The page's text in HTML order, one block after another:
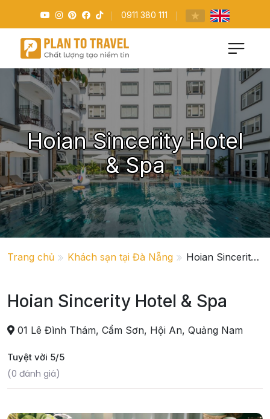
0911 380 111
Hoian Sincerity Hotel
& Spa
Trang chủ Khách sạn tại Đà Nẵng Hoian Sincerity Hotel & Spa
Hoian Sincerity Hotel & Spa
01 Lê Đình Thám, Cẩm Sơn, Hội An, Quảng Nam
Tuyệt vời 5/5
(0 đánh giá)